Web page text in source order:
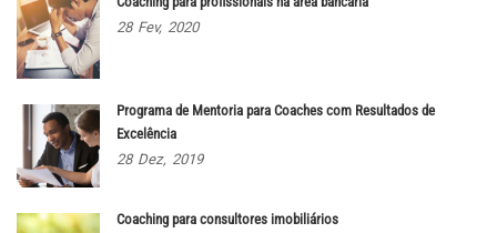
28 Fev, 2020
Programa de Mentoria para Coaches com Resultados de
Excelência
28 Dez, 2019
Coaching para consultores imobiliários